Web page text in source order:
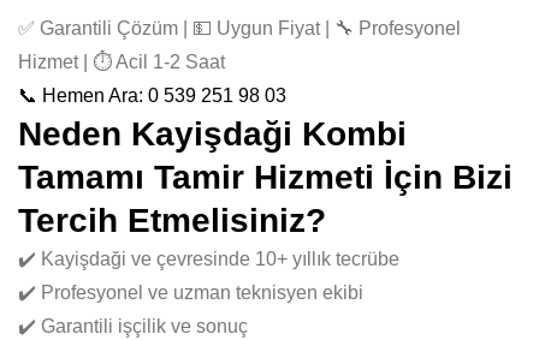
✅ Garantili Çözüm | 💵 Uygun Fiyat | 🔧 Profesyonel
Hizmet | ⏱️ Acil 1-2 Saat
📞 Hemen Ara: 0 539 251 98 03
Neden Kayişdaği Kombi
Tamamı Tamir Hizmeti İçin Bizi
Tercih Etmelisiniz?
✔️ Kayişdaği ve çevresinde 10+ yıllık tecrübe
✔️ Profesyonel ve uzman teknisyen ekibi
✔️ Garantili işçilik ve sonuç